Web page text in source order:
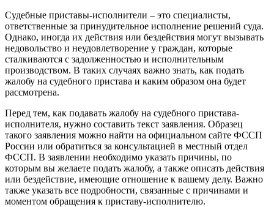
Судебные приставы-исполнители – это специалисты,
ответственные за принудительное исполнение решений суда.
Однако, иногда их действия или бездействия могут вызывать
недовольство и неудовлетворение у граждан, которые
сталкиваются с задолженностью и исполнительным
производством. В таких случаях важно знать, как подать
жалобу на судебного пристава и каким образом она будет
рассмотрена.
Перед тем, как подавать жалобу на судебного пристава-
исполнителя, нужно составить текст заявления. Образец
такого заявления можно найти на официальном сайте ФССП
России или обратиться за консультацией в местный отдел
ФССП. В заявлении необходимо указать причины, по
которым вы желаете подать жалобу, а также описать действия
или бездействие, имеющие отношение к вашему делу. Важно
также указать все подробности, связанные с причинами и
моментом обращения к приставу-исполнителю.